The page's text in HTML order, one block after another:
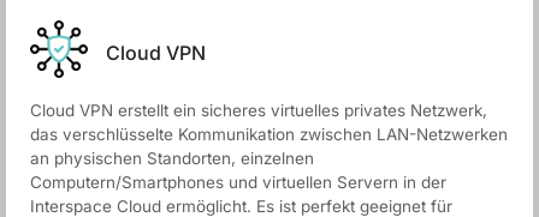
Cloud VPN
Cloud VPN erstellt ein sicheres virtuelles privates Netzwerk,
das verschlüsselte Kommunikation zwischen LAN-Netzwerken
an physischen Standorten, einzelnen
Computern/Smartphones und virtuellen Servern in der
Interspace Cloud ermöglicht. Es ist perfekt geeignet für